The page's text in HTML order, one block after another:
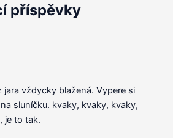
příspěvky
jara vždycky blažená. Vypere si
sluníčku. kvaky, kvaky, kvaky,
je to tak.